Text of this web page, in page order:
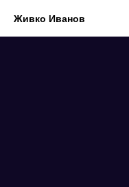
Живко Иванов